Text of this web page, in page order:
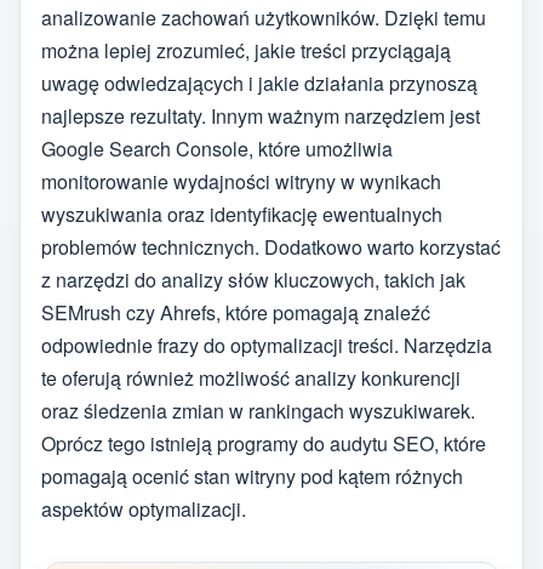
analizowanie zachowań użytkowników. Dzięki temu
można lepiej zrozumieć, jakie treści przyciągają
uwagę odwiedzających i jakie działania przynoszą
najlepsze rezultaty. Innym ważnym narzędziem jest
Google Search Console, które umożliwia
monitorowanie wydajności witryny w wynikach
wyszukiwania oraz identyfikację ewentualnych
problemów technicznych. Dodatkowo warto korzystać
z narzędzi do analizy słów kluczowych, takich jak
SEMrush czy Ahrefs, które pomagają znaleźć
odpowiednie frazy do optymalizacji treści. Narzędzia
te oferują również możliwość analizy konkurencji
oraz śledzenia zmian w rankingach wyszukiwarek.
Oprócz tego istnieją programy do audytu SEO, które
pomagają ocenić stan witryny pod kątem różnych
aspektów optymalizacji.